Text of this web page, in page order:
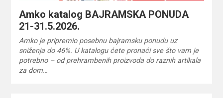
Amko katalog BAJRAMSKA PONUDA
21-31.5.2026.
Amko je pripremio posebnu bajramsku ponudu uz
sniženja do 46%. U katalogu ćete pronaći sve što vam je
potrebno – od prehrambenih proizvoda do raznih artikala
za dom…